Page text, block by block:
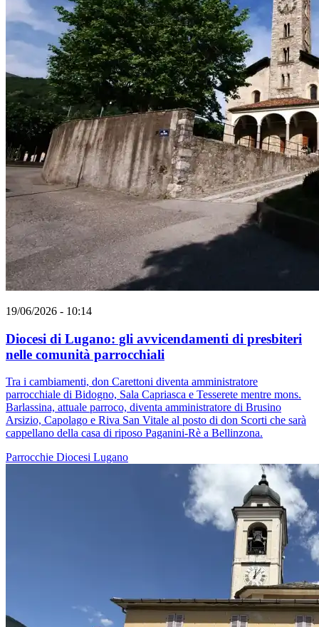
19/06/2026 - 10:14
Diocesi di Lugano: gli avvicendamenti di presbiteri
nelle comunità parrocchiali
Tra i cambiamenti, don Carettoni diventa amministratore
parrocchiale di Bidogno, Sala Capriasca e Tesserete mentre mons.
Barlassina, attuale parroco, diventa amministratore di Brusino
Arsizio, Capolago e Riva San Vitale al posto di don Scorti che sarà
cappellano della casa di riposo Paganini-Rè a Bellinzona.
Parrocchie Diocesi Lugano